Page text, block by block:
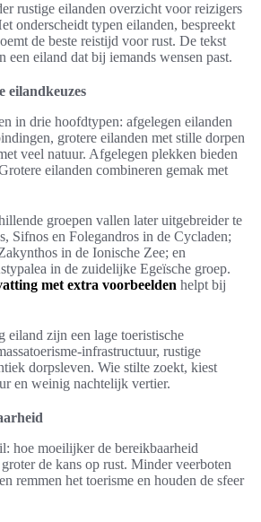
rustige eilanden overzicht voor reizigers
onderscheidt typen eilanden, bespreekt
de beste reistijd voor rust. De tekst
een eiland dat bij iemands wensen past.
eilandkeuzes
in drie hoofdtypen: afgelegen eilanden
grotere eilanden met stille dorpen
veel natuur. Afgelegen plekken bieden
eilanden combineren gemak met
groepen vallen later uitgebreider te
Sifnos en Folegandros in de Cycladen;
in de Ionische Zee; en
in de zuidelijke Egeïsche groep.
met extra voorbeelden helpt bij
eiland zijn een lage toeristische
infrastructuur, rustige
dorpsleven. Wie stilte zoekt, kiest
en weinig nachtelijk vertier.
hoe moeilijker de bereikbaarheid
de kans op rust. Minder veerboten
remmen het toerisme en houden de sfeer